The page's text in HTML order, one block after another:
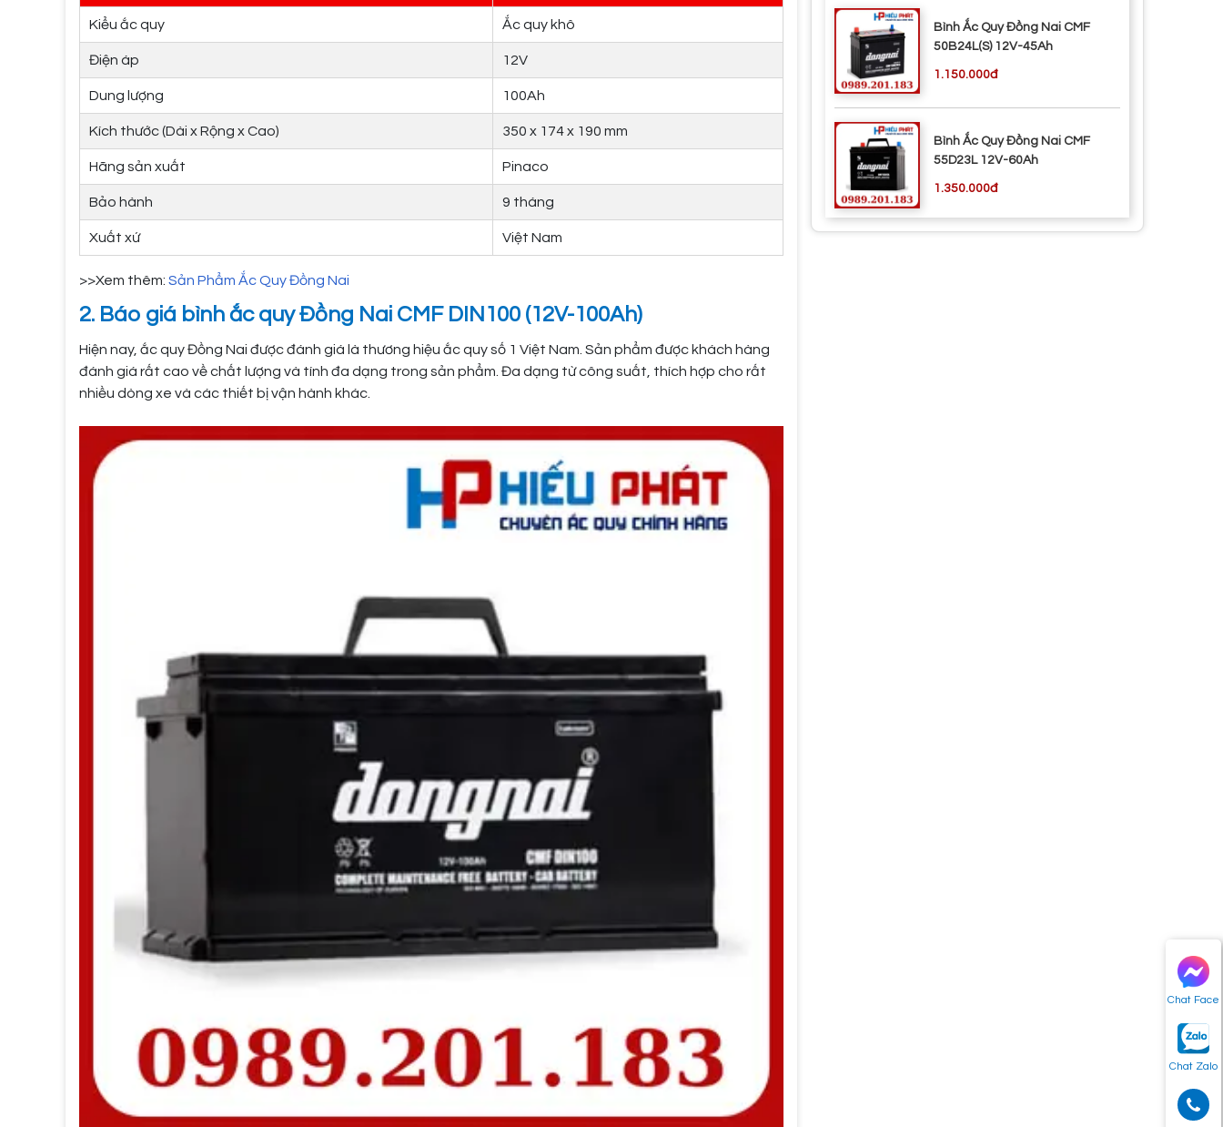
Chat Face
Chat Zalo
Kiểu ắc quy Ắc quy khô
Điện áp 12V
Dung lượng 100Ah
Kích thước (Dài x Rộng x Cao) 350 x 174 x 190 mm
Hãng sản xuất Pinaco
Bảo hành 9 tháng
Xuất xứ Việt Nam
>>Xem thêm: Sản Phẩm Ắc Quy Đồng Nai
2. Báo giá bình ắc quy Đồng Nai CMF DIN100 (12V-100Ah)
Hiện nay, ắc quy Đồng Nai được đánh giá là thương hiệu ắc quy số 1 Việt Nam. Sản phẩm được khách hàng
đánh giá rất cao về chất lượng và tính đa dạng trong sản phẩm. Đa dạng từ công suất, thích hợp cho rất
nhiều dòng xe và các thiết bị vận hành khác.
Bình Ắc Quy Đồng Nai CMF
50B24L(S) 12V-45Ah
1.150.000đ
Bình Ắc Quy Đồng Nai CMF
55D23L 12V-60Ah
1.350.000đ